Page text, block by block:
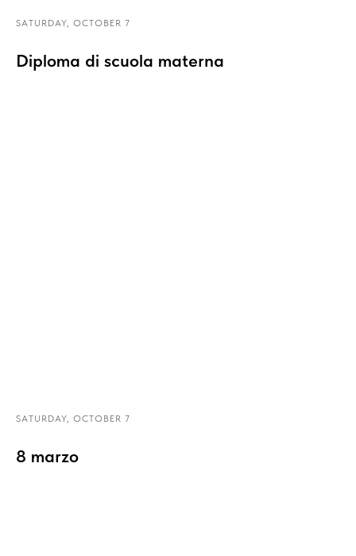
SATURDAY, OCTOBER 7
Diploma di scuola materna
SATURDAY, OCTOBER 7
8 marzo